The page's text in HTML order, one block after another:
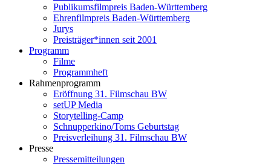
Publikumsfilmpreis Baden-Württemberg
Ehrenfilmpreis Baden-Württemberg
Jurys
Preisträger*innen seit 2001
Programm
Filme
Programmheft
Rahmenprogramm
Eröffnung 31. Filmschau BW
setUP Media
Storytelling-Camp
Schnupperkino/Toms Geburtstag
Preisverleihung 31. Filmschau BW
Presse
Pressemitteilungen